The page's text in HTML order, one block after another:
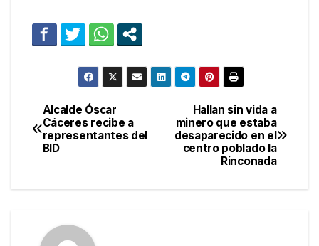
Navegación
de
Hallan sin vida a
minero que estaba
desaparecido en el
centro poblado la
Rinconada
Alcalde Óscar
Cáceres recibe a
representantes del
BID